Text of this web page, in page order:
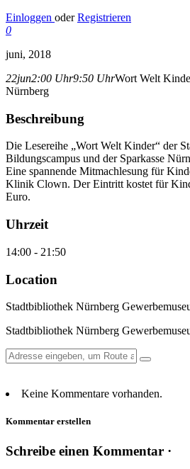
Einloggen oder Registrieren
0
juni, 2018
22jun2:00 Uhr9:50 UhrWort Welt
Nürnberg
Beschreibung
Die Lesereihe „Wort Welt Kinder“ der
Bildungscampus und der Sparkasse
Eine spannende Mitmachlesung für
Klinik Clown. Der Eintritt kostet für
Euro.
Uhrzeit
14:00 - 21:50
Location
Stadtbibliothek Nürnberg
Stadtbibliothek Nürnberg
Keine Kommentare vorhanden.
Kommentar erstellen
Schreibe einen Kommentar ·